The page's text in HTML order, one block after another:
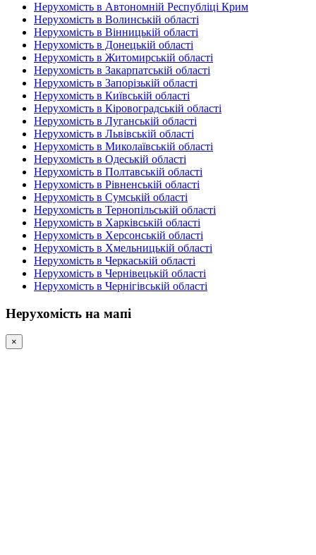
Нерухомість в Автономній Республіці Крим
Нерухомість в Волинській області
Нерухомість в Вінницькій області
Нерухомість в Донецькій області
Нерухомість в Житомирській області
Нерухомість в Закарпатській області
Нерухомість в Запорізькій області
Нерухомість в Київській області
Нерухомість в Кіровоградській області
Нерухомість в Луганській області
Нерухомість в Львівській області
Нерухомість в Миколаївській області
Нерухомість в Одеській області
Нерухомість в Полтавській області
Нерухомість в Рівненській області
Нерухомість в Сумській області
Нерухомість в Тернопільській області
Нерухомість в Харківській області
Нерухомість в Херсонській області
Нерухомість в Хмельницькій області
Нерухомість в Черкаській області
Нерухомість в Чернівецькій області
Нерухомість в Чернігівській області
Нерухомість на мапі
×